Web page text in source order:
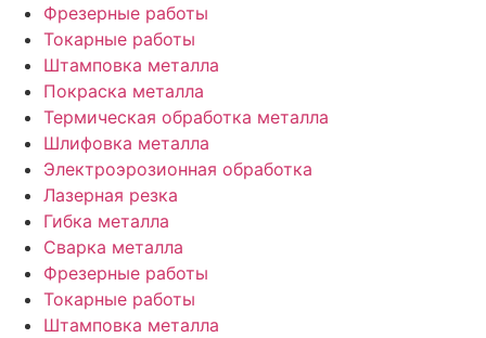
Фрезерные работы
Токарные работы
Штамповка металла
Покраска металла
Термическая обработка металла
Шлифовка металла
Электроэрозионная обработка
Лазерная резка
Гибка металла
Сварка металла
Фрезерные работы
Токарные работы
Штамповка металла